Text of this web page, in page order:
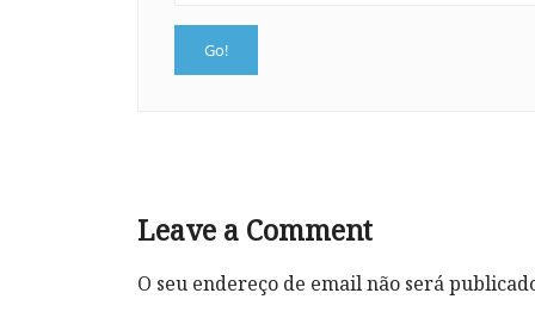
Leave a Comment
O seu endereço de email não será